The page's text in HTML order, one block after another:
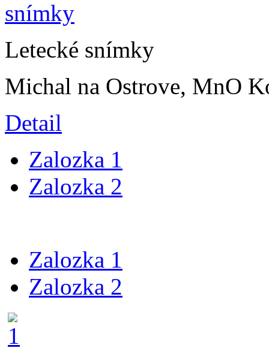
Letecké snímky
Michal na Ostrove, MnO
Detail
Zalozka 1
Zalozka 2
Zalozka 1
Zalozka 2